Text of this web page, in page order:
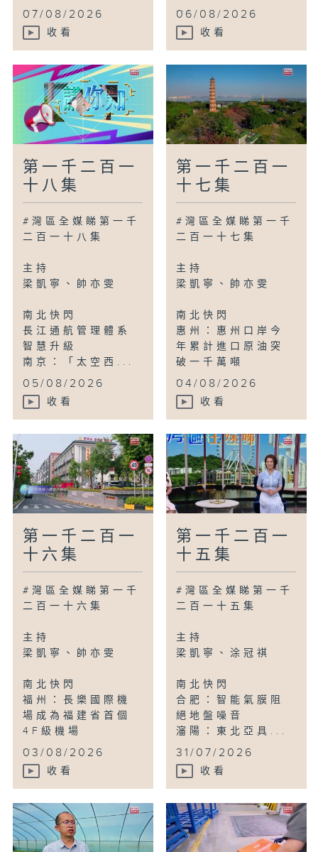
...
07/08/2026
收看
...
06/08/2026
收看
第一千二百一
十八集
#灣區全媒睇第一千
二百一十八集
主持
梁凱寧、帥亦雯
南北快閃
長江通航管理體系
智慧升級
南京：「太空西...
05/08/2026
收看
第一千二百一
十七集
#灣區全媒睇第一千
二百一十七集
主持
梁凱寧、帥亦雯
南北快閃
惠州：惠州口岸今
年累計進口原油突
破一千萬噸
...
04/08/2026
收看
第一千二百一
十六集
#灣區全媒睇第一千
二百一十六集
主持
梁凱寧、帥亦雯
南北快閃
福州：長樂國際機
場成為福建省首個
4F級機場
...
03/08/2026
收看
第一千二百一
十五集
#灣區全媒睇第一千
二百一十五集
主持
梁凱寧、涂冠祺
南北快閃
合肥：智能氣膜阻
絕地盤噪音
瀋陽：東北亞具...
31/07/2026
收看